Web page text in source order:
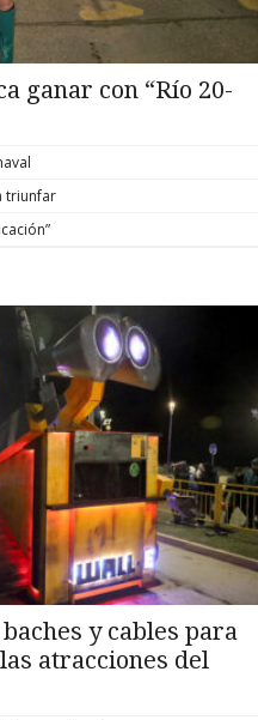
ganar con “Río 20-
triunfar
y cables para
atracciones del